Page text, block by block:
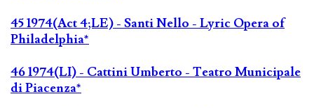
45 1974(Act 4;LE) - Santi Nello - Lyric Opera of
Philadelphia*
46 1974(LI) - Cattini Umberto - Teatro Municipale
di Piacenza*